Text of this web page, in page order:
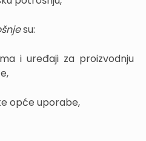
su:
i uređaji za proizvodnju
opće uporabe,